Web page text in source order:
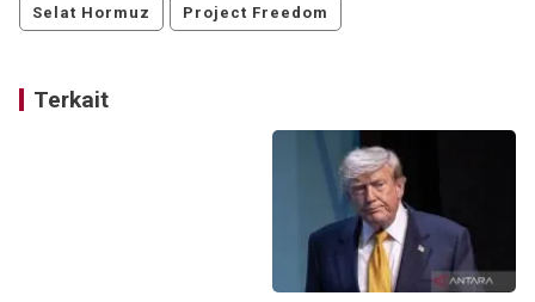
Selat Hormuz Project Freedom
Terkait